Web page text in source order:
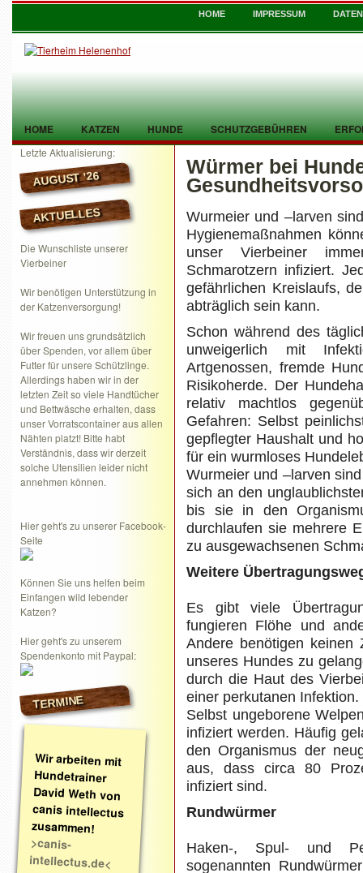
HOME IMPRESSUM
HOME KATZEN HUNDE SCHUTZGEBÜHREN
TIER GEFUNDEN KONTAKT
Letzte Aktualisierung:
AUGUST ’26
AKTUELLES
Die Wunschliste unserer
Vierbeiner
Wir benötigen Unterstützung in
der Katzenversorgung!
Wir freuen uns grundsätzlich
über Spenden, vor allem über
Futter für unsere Schützlinge.
Allerdings haben wir in der
letzten Zeit so viele Handtücher
und Bettwäsche erhalten, dass
unser Vorratscontainer aus allen
Nähten platzt! Bitte habt
Verständnis, dass wir derzeit
solche Utensilien leider nicht
annehmen können.
Hier geht's zu unserer Facebook-
Seite
Können Sie uns helfen beim
Einfangen wild lebender
Katzen?
Hier geht's zu unserem
Spendenkonto mit Paypal:
TERMINE
Wir arbeiten mit
Hundetrainer
David Weth von
canis intellectus
zusammen!
>canis-
intellectus.de<
Würmer bei
Wurmeier und –larven
Hygienemaßnahmen
unser Vierbeiner
Schmarotzern infiziert.
gefährlichen Kreislaufs,
abträglich sein kann.
Schon während des
unweigerlich mit
Artgenossen, fremde
Risikoherde. Der
relativ machtlos
Gefahren: Selbst
gepflegter Haushalt und
für ein wurmloses
Wurmeier und –larven
sich an den
bis sie in den
durchlaufen sie mehrere
zu ausgewachsenen
Weitere
Es gibt viele
fungieren Flöhe und
Andere benötigen keinen
unseres Hundes zu
durch die Haut des
einer perkutanen Infektion.
Selbst ungeborene
infiziert werden. Häufig
den Organismus der
aus, dass circa 80
infiziert sind.
Rundwürmer
Haken-, Spul- und
sogenannten